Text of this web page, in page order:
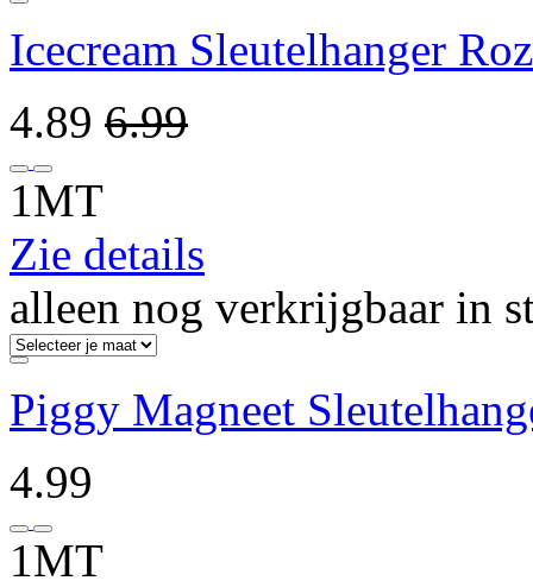
Icecream Sleutelhanger
4.89 6.99
1MT
Zie details
alleen nog verkrijgbaar in
Piggy Magneet
4.99
1MT